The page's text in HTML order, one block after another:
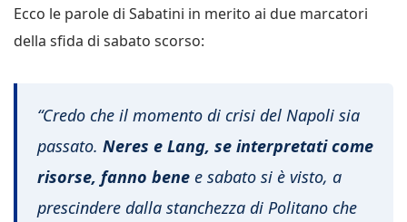
Ecco le parole di Sabatini in merito ai due marcatori
della sfida di sabato scorso:
“Credo che il momento di crisi del Napoli sia
passato. Neres e Lang, se interpretati come
risorse, fanno bene e sabato si è visto, a
prescindere dalla stanchezza di Politano che